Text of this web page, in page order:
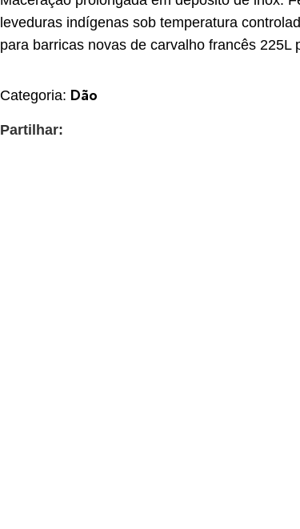
leveduras indígenas sob temperatura
para barricas novas de carvalho francês 225L
Categoria: Dão
Partilhar: